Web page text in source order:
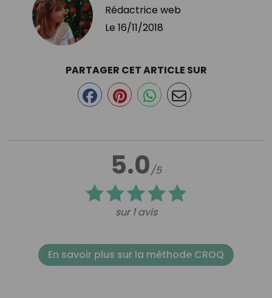
Rédactrice web
Le 16/11/2018
5.0/5
sur 1 avis
PARTAGER CET ARTICLE SUR
En savoir plus sur la méthode CROQ